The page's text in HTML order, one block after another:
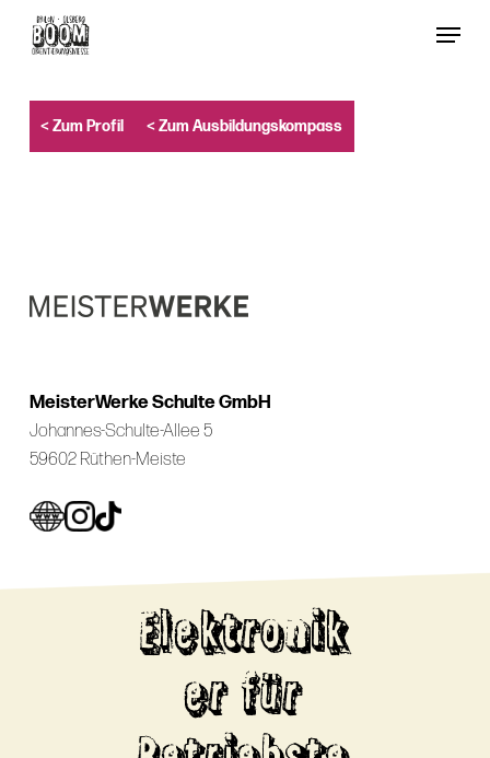
content
Menu
< Zum Profil < Zum Ausbildungskompass
MeisterWerke Schulte GmbH
Johannes-Schulte-Allee 5
59602 Rüthen-Meiste
Elektronik
er für